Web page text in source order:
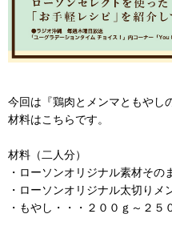
今回は『鶏肉とメンマともやし
材料はこちらです。
材料（二人分）
・ローソンオリジナル素材そ
・ローソンオリジナル太切りメ
・もやし・・・２００ｇ～２５